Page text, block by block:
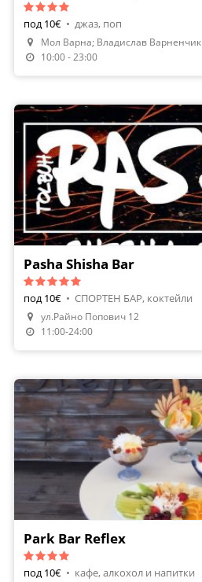
под 10€ • джаз, поп
Мол Варна; Владислав Варненчик
10:00 - 23:00
Направи Резервация
Pasha Shisha Bar
под 10€ • СПОРТЕН БАР, коктейли
ул.Райно Попович 12
11:00-24:00
Park Bar Reflex
под 10€ • кафе, алкохол и напитки